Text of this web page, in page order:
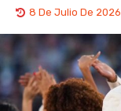
8 De Julio De 2026